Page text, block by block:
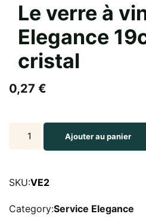
Le verre à
Elegance
cristal
0,27 €
vin
Elegance
Ajouter au panier
SKU:VE2
Category:Service Elegance